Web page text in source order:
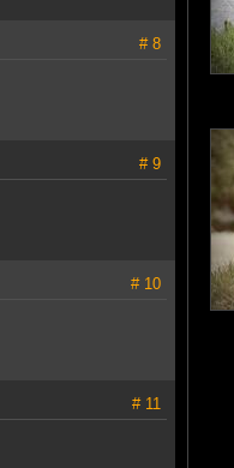
# 8
# 9
# 10
# 11